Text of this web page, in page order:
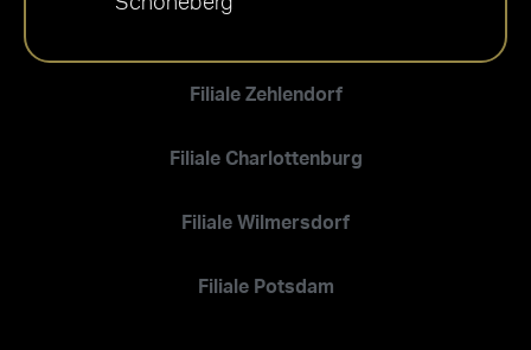
Filiale Zehlendorf
Filiale Charlottenburg
Filiale Wilmersdorf
Filiale Potsdam